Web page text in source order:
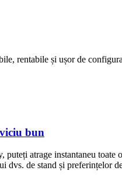
rentabile și ușor de
bun
atrage instantaneu
dvs. de stand și preferințelor